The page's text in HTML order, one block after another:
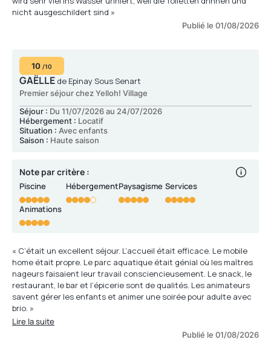
nicht ausgeschildert sind »
Publié le 01/08/2026
10 /10
GAËLLE de Epinay Sous Senart
Premier séjour chez Yelloh! Village
Séjour : Du 11/07/2026 au 24/07/2026
Hébergement : Locatif
Situation : Avec enfants
Saison : Haute saison
Note par critère :
Piscine Hébergement Paysagisme Services
Animations
« C’était un excellent séjour. L’accueil était efficace. Le mobile
home était propre. Le parc aquatique était génial où les maîtres
nageurs faisaient leur travail consciencieusement. Le snack, le
restaurant, le bar et l’épicerie sont de qualités. Les animateurs
savent gérer les enfants et animer une soirée pour adulte avec
brio. »
Lire la suite
Publié le 01/08/2026